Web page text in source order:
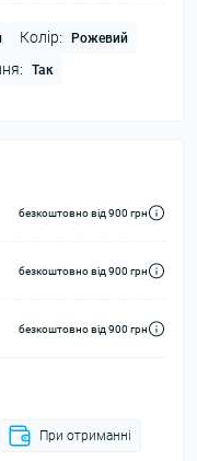
Колір: Рожевий
Так
безкоштовно від 900 грн
безкоштовно від 900 грн
безкоштовно від 900 грн
При отриманні